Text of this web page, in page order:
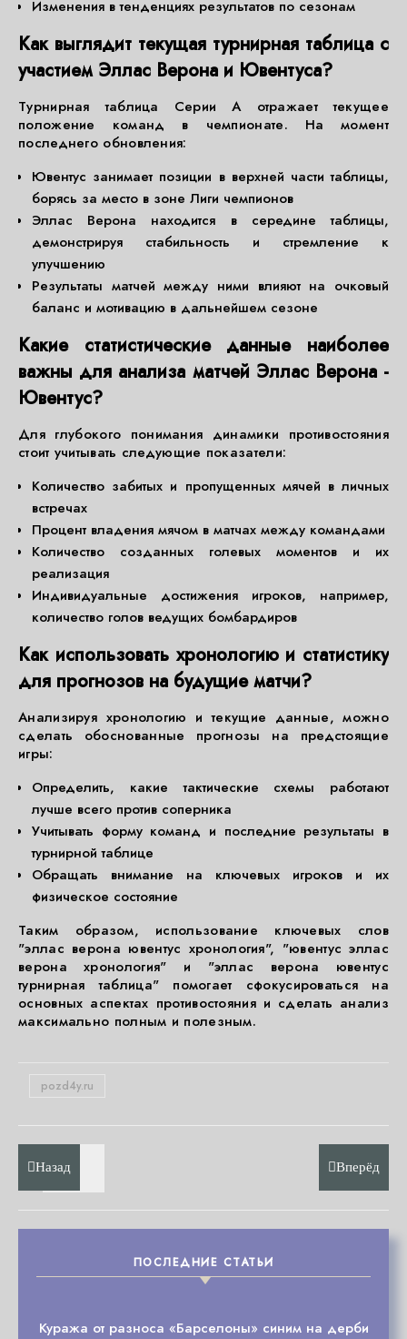
Изменения в тенденциях результатов по сезонам
Как выглядит текущая турнирная таблица с
участием Эллас Верона и Ювентуса?
Турнирная таблица Серии А отражает текущее
положение команд в чемпионате. На момент
последнего обновления:
Ювентус занимает позиции в верхней части таблицы,
борясь за место в зоне Лиги чемпионов
Эллас Верона находится в середине таблицы,
демонстрируя стабильность и стремление к
улучшению
Результаты матчей между ними влияют на очковый
баланс и мотивацию в дальнейшем сезоне
Какие статистические данные наиболее
важны для анализа матчей Эллас Верона -
Ювентус?
Для глубокого понимания динамики противостояния
стоит учитывать следующие показатели:
Количество забитых и пропущенных мячей в личных
встречах
Процент владения мячом в матчах между командами
Количество созданных голевых моментов и их
реализация
Индивидуальные достижения игроков, например,
количество голов ведущих бомбардиров
Как использовать хронологию и статистику
для прогнозов на будущие матчи?
Анализируя хронологию и текущие данные, можно
сделать обоснованные прогнозы на предстоящие
игры:
Определить, какие тактические схемы работают
лучше всего против соперника
Учитывать форму команд и последние результаты в
турнирной таблице
Обращать внимание на ключевых игроков и их
физическое состояние
Таким образом, использование ключевых слов
"эллас верона ювентус хронология", "ювентус эллас
верона хронология" и "эллас верона ювентус
турнирная таблица" помогает сфокусироваться на
основных аспектах противостояния и сделать анализ
максимально полным и полезным.
pozd4y.ru
Назад Вперёд
ПОСЛЕДНИЕ СТАТЬИ
Куража от разноса «Барселоны» синим на дерби